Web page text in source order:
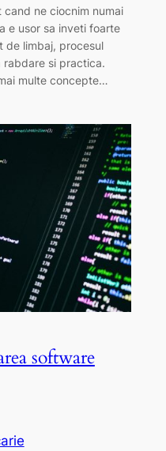
ne ciocnim numai
e usor sa inveti foarte
de limbaj, procesul
si practica.
multe concepte…
software